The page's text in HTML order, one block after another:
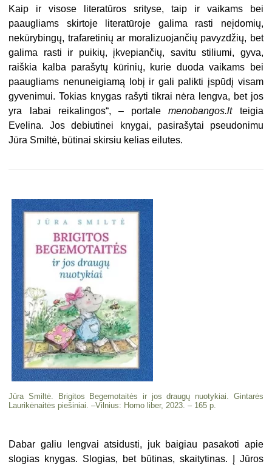
Kaip ir visose literatūros srityse, taip ir vaikams bei
paaugliams skirtoje literatūroje galima rasti neįdomių,
nekūrybingų, trafaretinių ar moralizuojančių pavyzdžių, bet
galima rasti ir puikių, įkvepiančių, savitu stiliumi, gyva,
raiškia kalba parašytų kūrinių, kurie duoda vaikams bei
paaugliams nenuneigiamą lobį ir gali palikti įspūdį visam
gyvenimui. Tokias knygas rašyti tikrai nėra lengva, bet jos
yra labai reikalingos“, – portalemenobangos.ltteigia
Evelina. Jos debiutinei knygai, pasirašytai pseudonimu
Jūra Smiltė, būtinai skirsiu kelias eilutes.
Jūra Smiltė. Brigitos Begemotaitės ir jos draugų nuotykiai. Gintarės
Laurikėnaitės piešiniai. –Vilnius: Homo liber, 2023. – 165 p.
Dabar galiu lengvai atsidusti, juk baigiau pasakoti apie
slogias knygas. Slogias, bet būtinas, skaitytinas. Į Jūros